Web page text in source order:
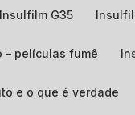
Insulfilm G35
– películas fumê
e o que é verdade